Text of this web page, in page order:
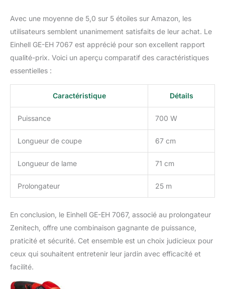
Avec une moyenne de 5,0 sur 5 étoiles sur Amazon, les
utilisateurs semblent unanimement satisfaits de leur achat. Le
Einhell GE-EH 7067 est apprécié pour son excellent rapport
qualité-prix. Voici un aperçu comparatif des caractéristiques
essentielles :
Caractéristique Détails
Puissance 700 W
Longueur de coupe 67 cm
Longueur de lame 71 cm
Prolongateur 25 m
En conclusion, le Einhell GE-EH 7067, associé au prolongateur
Zenitech, offre une combinaison gagnante de puissance,
praticité et sécurité. Cet ensemble est un choix judicieux pour
ceux qui souhaitent entretenir leur jardin avec efficacité et
facilité.